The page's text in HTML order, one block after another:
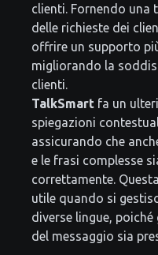
clienti. Fornendo una
delle richieste dei
offrire un supporto
migliorando la
clienti.
TalkSmart fa un
spiegazioni
assicurando che
e le frasi complesse
correttamente.
utile quando si
diverse lingue,
del messaggio sia